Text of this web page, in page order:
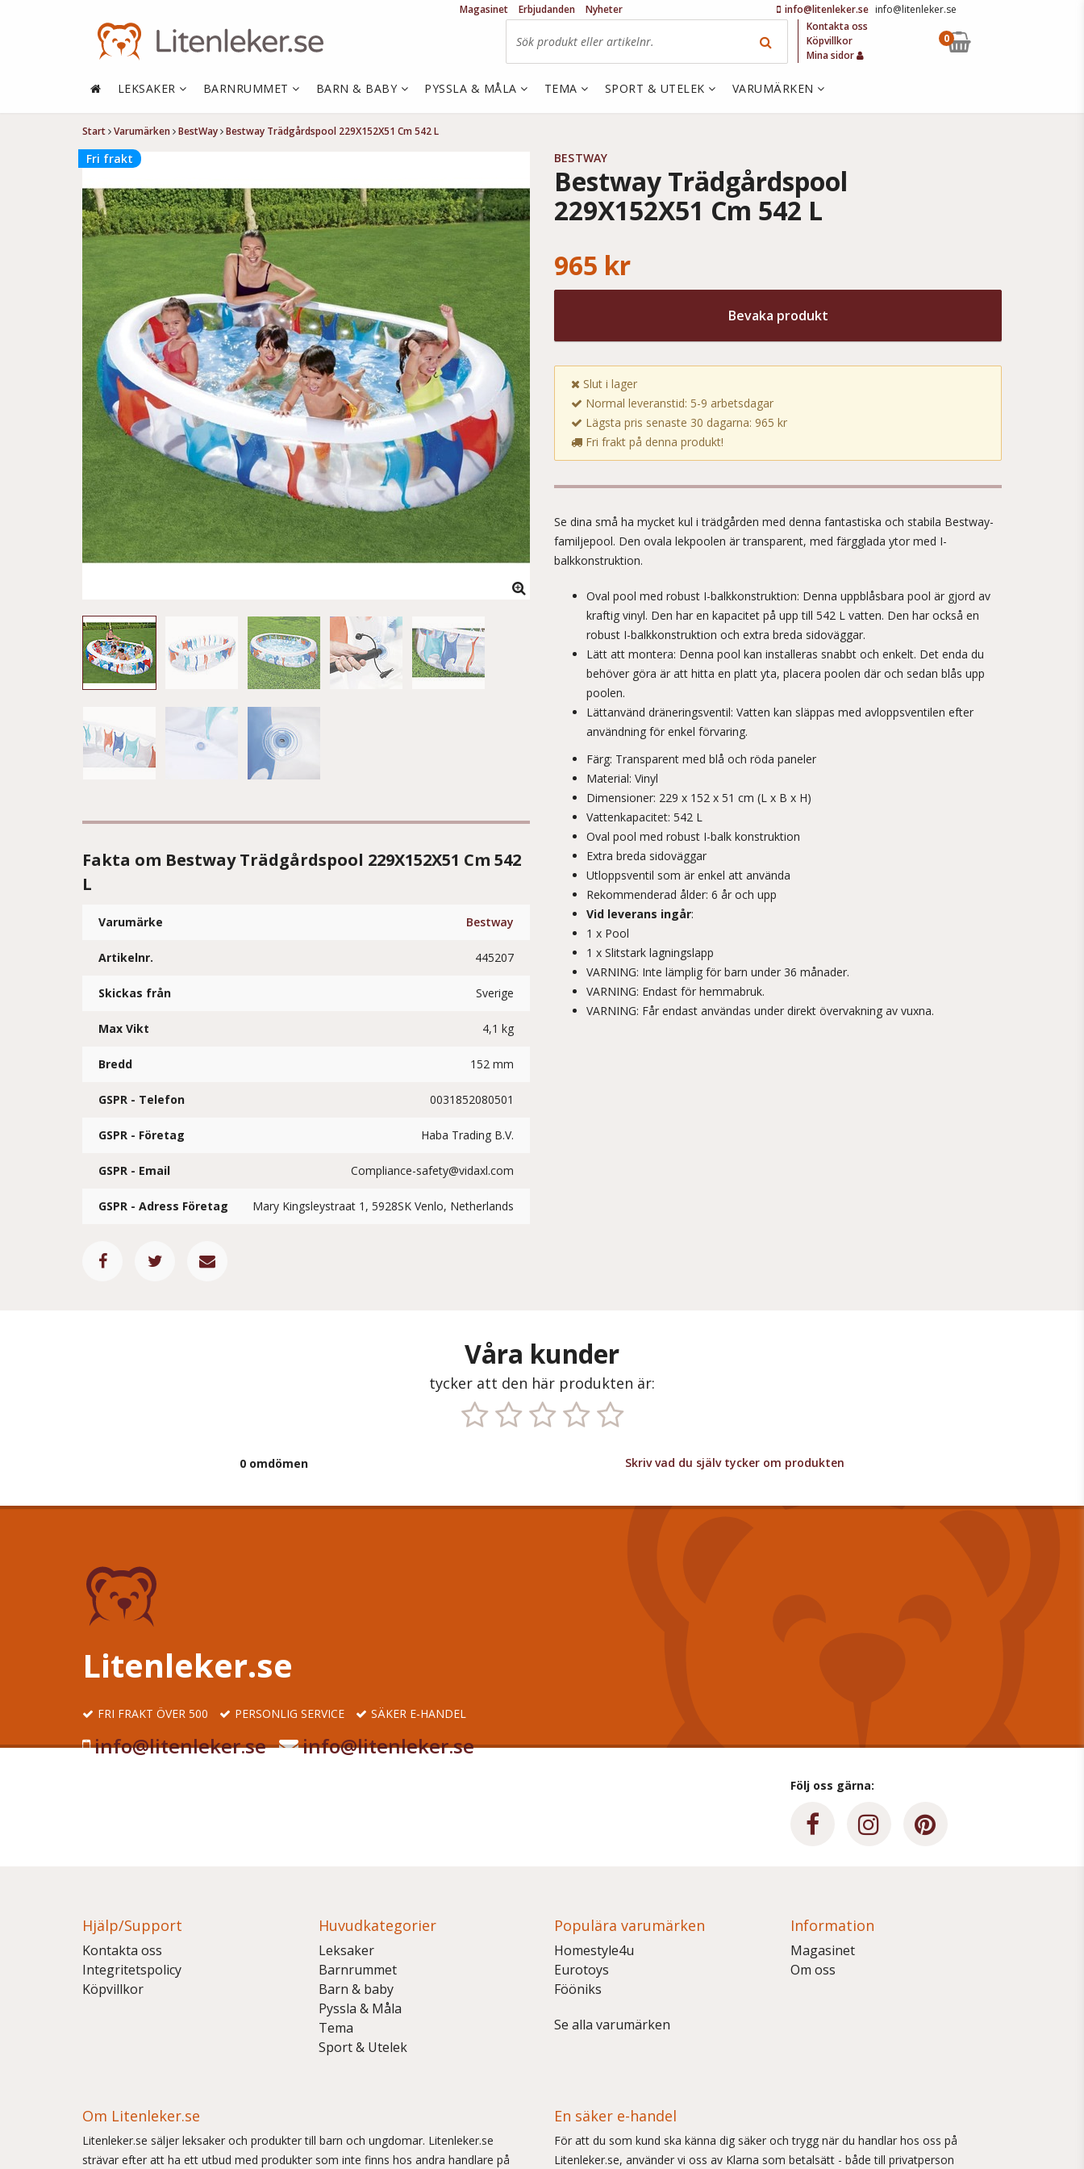
Start Varumärken BestWay Bestway Trädgårdspool 229X152X51 Cm 542 L
Fri frakt
Fakta om Bestway Trädgårdspool 229X152X51 Cm 542
L
Varumärke Bestway
Artikelnr. 445207
Skickas från Sverige
Max Vikt 4,1 kg
Bredd 152 mm
GSPR - Telefon 0031852080501
GSPR - Företag Haba Trading B.V.
GSPR - Email Compliance-safety@vidaxl.com
GSPR - Adress Företag Mary Kingsleystraat 1, 5928SK Venlo, Netherlands
BESTWAY
Bestway Trädgårdspool
229X152X51 Cm 542 L
965 kr
Bevaka produkt
Slut i lager
Normal leveranstid: 5-9 arbetsdagar
Lägsta pris senaste 30 dagarna: 965 kr
Fri frakt på denna produkt!
Se dina små ha mycket kul i trädgården med denna fantastiska och stabila Bestway-
familjepool. Den ovala lekpoolen är transparent, med färgglada ytor med I-
balkkonstruktion.
Oval pool med robust I-balkkonstruktion: Denna uppblåsbara pool är gjord av
kraftig vinyl. Den har en kapacitet på upp till 542 L vatten. Den har också en
robust I-balkkonstruktion och extra breda sidoväggar.
Lätt att montera: Denna pool kan installeras snabbt och enkelt. Det enda du
behöver göra är att hitta en platt yta, placera poolen där och sedan blås upp
poolen.
Lättanvänd dräneringsventil: Vatten kan släppas med avloppsventilen efter
användning för enkel förvaring.
Färg: Transparent med blå och röda paneler
Material: Vinyl
Dimensioner: 229 x 152 x 51 cm (L x B x H)
Vattenkapacitet: 542 L
Oval pool med robust I-balk konstruktion
Extra breda sidoväggar
Utloppsventil som är enkel att använda
Rekommenderad ålder: 6 år och upp
Vid leverans ingår:
1 x Pool
1 x Slitstark lagningslapp
VARNING: Inte lämplig för barn under 36 månader.
VARNING: Endast för hemmabruk.
VARNING: Får endast användas under direkt övervakning av vuxna.
Våra kunder
tycker att den här produkten är:
0 omdömen Skriv vad du själv tycker om produkten
Litenleker.se
FRI FRAKT ÖVER 500 PERSONLIG SERVICE SÄKER E-HANDEL
info@litenleker.se info@litenleker.se
Följ oss gärna:
Hjälp/Support
Kontakta oss
Integritetspolicy
Köpvillkor
Huvudkategorier
Leksaker
Barnrummet
Barn & baby
Pyssla & Måla
Tema
Sport & Utelek
Populära varumärken
Homestyle4u
Eurotoys
Fööniks
Se alla varumärken
Information
Magasinet
Om oss
Om Litenleker.se
Litenleker.se säljer leksaker och produkter till barn och ungdomar. Litenleker.se
strävar efter att ha ett utbud med produkter som inte finns hos andra handlare på
En säker e-handel
För att du som kund ska känna dig säker och trygg när du handlar hos oss på
Litenleker.se, använder vi oss av Klarna som betalsätt - både till privatperson
info@litenleker.se info@litenleker.se
Magasinet Erbjudanden
Nyheter
Kontakta oss
Köpvillkor
Mina sidor
0
LEKSAKER BARNRUMMET BARN & BABY PYSSLA & MÅLA TEMA SPORT & UTELEK VARUMÄRKEN